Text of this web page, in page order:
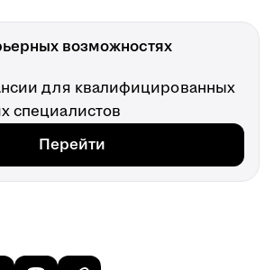
возможностях
для квалифицированных
специалистов
Перейти